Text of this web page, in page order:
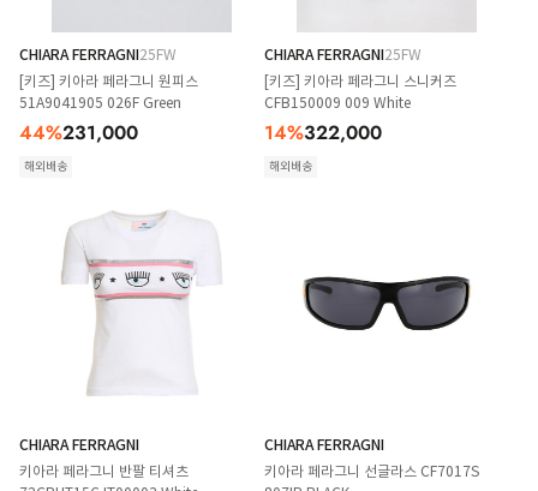
CHIARA FERRAGNI25FW
[키즈] 키아라 페라그니 원피스
51A9041905 026F Green
44%231,000
해외배송
CHIARA FERRAGNI25FW
[키즈] 키아라 페라그니 스니커즈
CFB150009 009 White
14%322,000
해외배송
CHIARA FERRAGNI
키아라 페라그니 반팔 티셔츠
CHIARA FERRAGNI
키아라 페라그니 선글라스 CF7017S